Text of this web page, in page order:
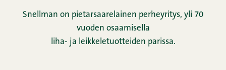
Snellman on pietarsaarelainen perheyritys, yli 70
vuoden osaamisella
liha- ja leikkeletuotteiden parissa.